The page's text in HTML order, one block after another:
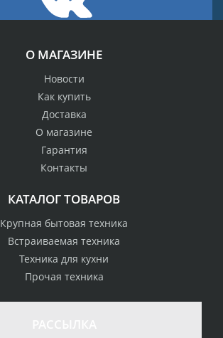
О МАГАЗИНЕ
Новости
Как купить
Доставка
О магазине
Гарантия
Контакты
КАТАЛОГ ТОВАРОВ
Крупная бытовая техника
Встраиваемая техника
Техника для кухни
Прочая техника